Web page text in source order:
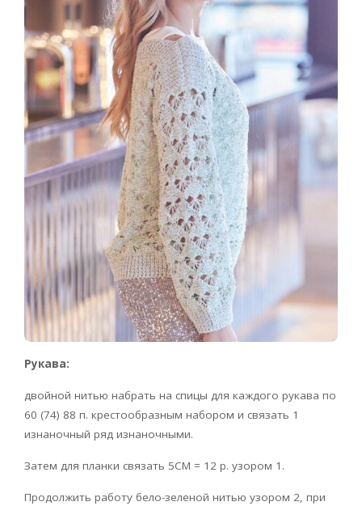
Рукава:
двойной нитью набрать на спицы для каждого рукава по
60 (74) 88 п. крестообразным набором и связать 1
изнаночный ряд изнаночными.
Затем для планки связать 5CM = 12 р. узором 1.
Продолжить работу бело-зеленой нитью узором 2, при